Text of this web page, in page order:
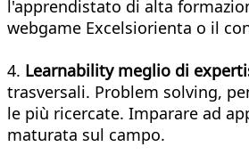
l'apprendistato di alta
webgame Excelsiorienta o il
4. Learnability meglio di
trasversali. Problem solving,
le più ricercate. Imparare ad
maturata sul campo.